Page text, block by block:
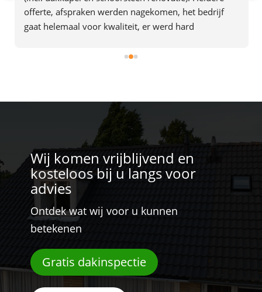
offerte, afspraken werden nagekomen, het bedrijf
gaat helemaal voor kwaliteit, er werd hard
ook de indruk plezier in hun werk te hebben. Een
Wij komen vrijblijvend en
kosteloos bij u langs voor
advies
Ontdek wat wij voor u kunnen
betekenen
Gratis dakinspectie